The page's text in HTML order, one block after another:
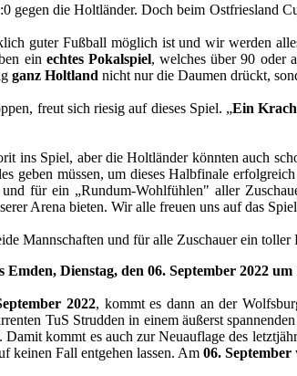
die Holtländer. Doch beim Ostfriesland
guter Fußball möglich ist und wir werden
ein echtes Pokalspiel, welches über 90 oder
ganz Holtland nicht nur die Daumen drückt,
freut sich riesig auf dieses Spiel. „Ein
ins Spiel, aber die Holtländer könnten auch
geben müssen, um dieses Halbfinale
für ein „Rundum-Wohlfühlen" aller
Arena bieten. Wir alle freuen uns auf das
Mannschaften und für alle Zuschauer ein toller
Dienstag, den 06. September 2022
2022, kommt es dann an der
TuS Strudden in einem äußerst
Damit kommt es auch zur Neuauflage des
keinen Fall entgehen lassen. Am 06. September